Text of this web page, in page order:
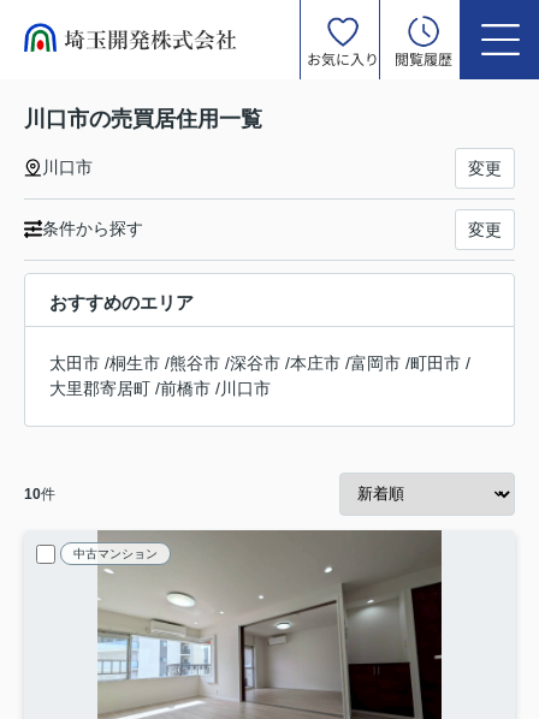
お気に入り 閲覧履歴
川口市の売買居住用一覧
川口市 変更
条件から探す 変更
おすすめのエリア
太田市 /桐生市 /熊谷市 /深谷市 /本庄市 /富岡市 /町田市 /
大里郡寄居町 /前橋市 /川口市
10件
中古マンション